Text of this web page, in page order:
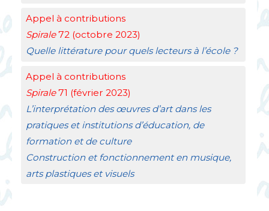
Appel à contributions
Spirale72 (octobre 2023)
Quelle littérature pour quels lecteurs à l’école ?
Appel à contributions
Spirale71 (février 2023)
L’interprétation des œuvres d’art dans les
pratiques et institutions d’éducation, de
formation et de culture
Construction et fonctionnement en musique,
arts plastiques et visuels